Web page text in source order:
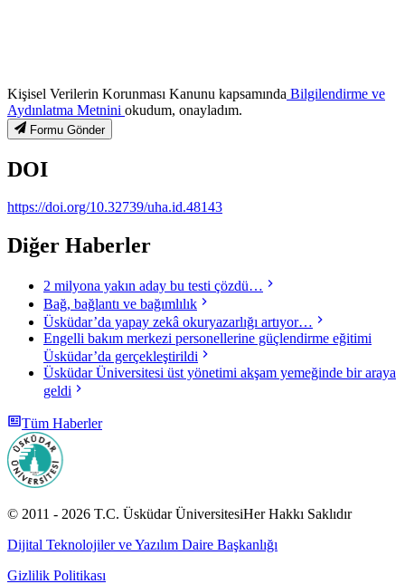
Kişisel Verilerin Korunması Kanunu kapsamında Bilgilendirme ve
Aydınlatma Metnini okudum, onayladım.
Formu Gönder
DOI
https://doi.org/10.32739/uha.id.48143
Diğer Haberler
2 milyona yakın aday bu testi çözdü…
Bağ, bağlantı ve bağımlılık
Üsküdar’da yapay zekâ okuryazarlığı artıyor…
Engelli bakım merkezi personellerine güçlendirme eğitimi
Üsküdar’da gerçekleştirildi
Üsküdar Üniversitesi üst yönetimi akşam yemeğinde bir araya
geldi
Tüm Haberler
© 2011 - 2026 T.C. Üsküdar ÜniversitesiHer Hakkı Saklıdır
Dijital Teknolojiler ve Yazılım Daire Başkanlığı
Gizlilik Politikası